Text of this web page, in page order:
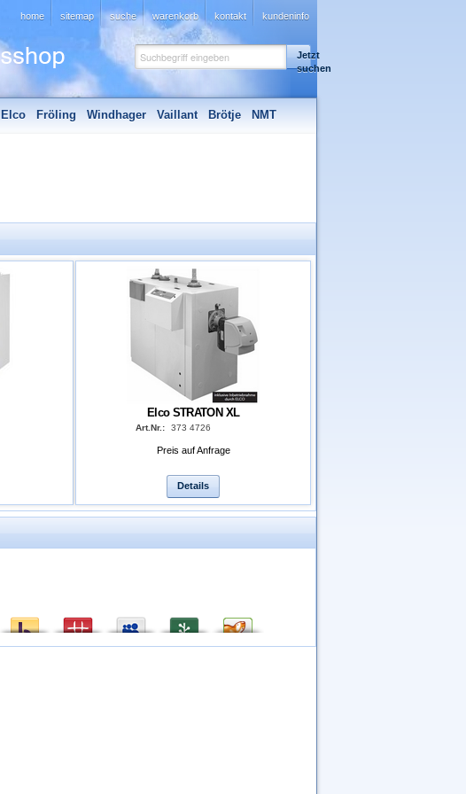
home sitemap suche warenkorb kontakt kundeninfo
Elco Fröling Windhager Vaillant Brötje
NMT
Jetzt
suchen
Elco STRATON XL
Art.Nr.: 373 4726
Preis auf Anfrage
Details